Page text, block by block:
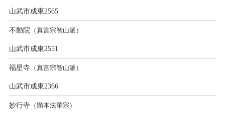
山武市成東2565
不動院（真言宗智山派）
山武市成東2551
福星寺（真言宗智山派）
山武市成東2366
妙行寺（顕本法華宗）